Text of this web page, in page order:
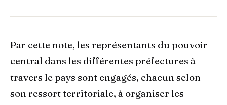
Par cette note, les représentants du pouvoir
central dans les différentes préfectures à
travers le pays sont engagés, chacun selon
son ressort territoriale, à organiser les